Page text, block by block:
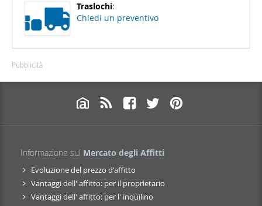
Traslochi:
Chiedi un preventivo
Pubblicità
Informazione sul Mercato degli Affitti
Evoluzione del prezzo d'affitto
Vantaggi dell' affitto: per il proprietario
Vantaggi dell' affitto: per l' inquilino